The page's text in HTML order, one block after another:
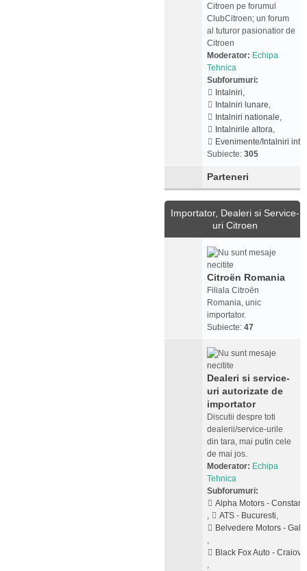
Citroen pe forumul
ClubCitroen; un forum
al tuturor pasionatior de
Citroen
Moderator: Echipa
Tehnica
Subforumuri:
Intalniri,
Intalniri lunare,
Intalniri nationale,
Intalnirile altora,
Evenimente/Intalniri
Subiecte: 305
Parteneri
Importator, Dealeri si Service-
uri Citroen
Citroën Romania
Filiala Citroën
Romania, unic
importator.
Subiecte: 47
Dealeri si service-
uri autorizate de
importator
Discutii despre toti
dealerii/service-urile
din tara, mai putin cele
de mai jos.
Moderator: Echipa
Tehnica
Subforumuri:
Alpha Motors -
,
ATS - Bucuresti,
Belvedere Motors -
,
Black Fox Auto - Craiova
,